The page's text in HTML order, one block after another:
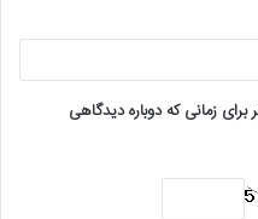
زمانی که دوباره دیدگاهی